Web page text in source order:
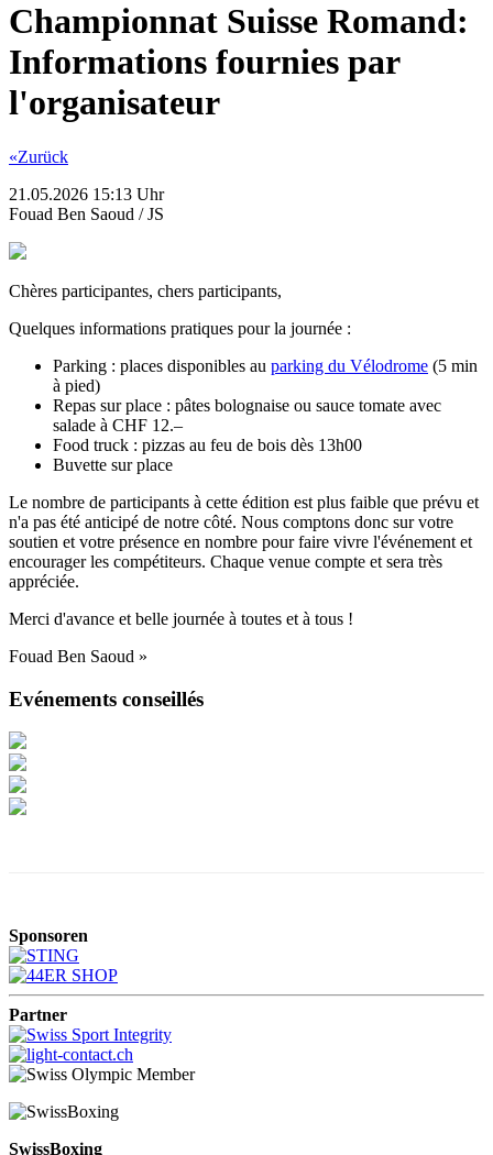
Championnat Suisse Romand:
Informations fournies par
l'organisateur
«Zurück
21.05.2026 15:13 Uhr
Fouad Ben Saoud / JS
Chères participantes, chers participants,
Quelques informations pratiques pour la journée :
Parking : places disponibles au parking du Vélodrome (5 min
à pied)
Repas sur place : pâtes bolognaise ou sauce tomate avec
salade à CHF 12.–
Food truck : pizzas au feu de bois dès 13h00
Buvette sur place
Le nombre de participants à cette édition est plus faible que prévu et
n'a pas été anticipé de notre côté. Nous comptons donc sur votre
soutien et votre présence en nombre pour faire vivre l'événement et
encourager les compétiteurs. Chaque venue compte et sera très
appréciée.
Merci d'avance et belle journée à toutes et à tous !
Fouad Ben Saoud »
Evénements conseillés
Sponsoren
Partner
SwissBoxing